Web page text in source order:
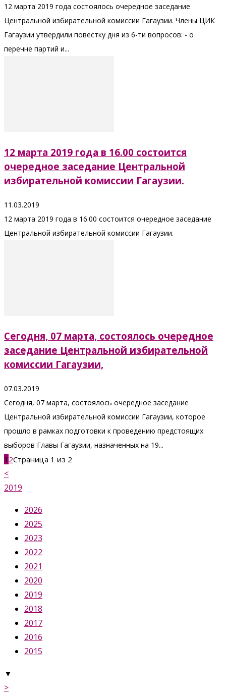
12 марта 2019 года состоялось очередное заседание
Центральной избирательной комиссии Гагаузии. Члены ЦИК
Гагаузии утвердили повестку дня из 6-ти вопросов: - о
перечне партий и...
12 марта 2019 года в 16.00 состоится
очередное заседание Центральной
избирательной комиссии Гагаузии.
11.03.2019
12 марта 2019 года в 16.00 состоится очередное заседание
Центральной избирательной комиссии Гагаузии.
Сегодня, 07 марта, состоялось очередное
заседание Центральной избирательной
комиссии Гагаузии,
07.03.2019
Сегодня, 07 марта, состоялось очередное заседание
Центральной избирательной комиссии Гагаузии, которое
прошло в рамках подготовки к проведению предстоящих
выборов Главы Гагаузии, назначенных на 19...
1 2Страница 1 из 2
<
2019
2026
2025
2023
2022
2021
2020
2019
2018
2017
2016
2015
▼
>